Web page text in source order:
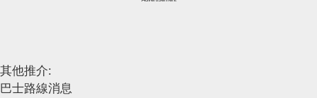
其他推介:
巴士路線消息